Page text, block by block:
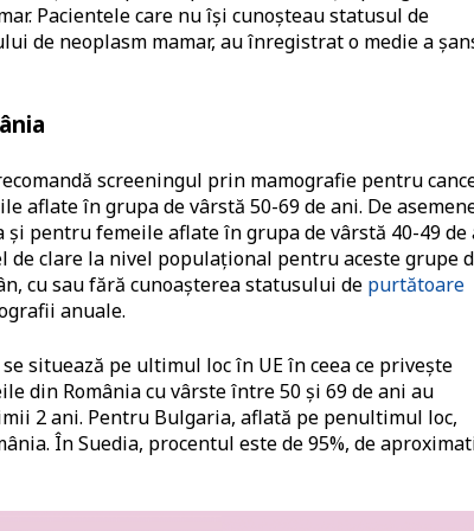
Pacientele care nu își cunoșteau statusul de
de neoplasm mamar, au înregistrat o medie a
screeningul prin mamografie pentru
aflate în grupa de vârstă 50-69 de ani. De
pentru femeile aflate în grupa de vârstă 40-49 de
de clare la nivel populațional pentru aceste grupe
cu sau fără cunoașterea statusului de purtătoare
anuale.
situează pe ultimul loc în UE în ceea ce privește
din România cu vârste între 50 și 69 de ani au
2 ani. Pentru Bulgaria, aflată pe penultimul loc,
În Suedia, procentul este de 95%, de